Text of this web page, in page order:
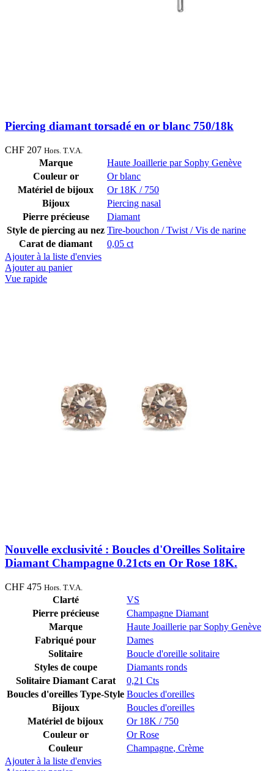
Piercing diamant torsadé en or blanc 750/18k
CHF 207 Hors. T.V.A.
Marque
Haute Joaillerie par Sophy Genève
Couleur or
Or blanc
Matériel de bijoux
Or 18K / 750
Bijoux
Piercing nasal
Pierre précieuse
Diamant
Style de piercing au nez Tire-bouchon / Twist / Vis de narine
Carat de diamant
0,05 ct
Ajouter à la liste d'envies
Ajouter au panier
Vue rapide
Nouvelle exclusivité : Boucles d'Oreilles Solitaire
Diamant Champagne 0.21cts en Or Rose 18K.
CHF 475 Hors. T.V.A.
Clarté
VS
Pierre précieuse
Champagne Diamant
Marque
Haute Joaillerie par Sophy Genève
Fabriqué pour
Dames
Solitaire
Boucle d'oreille solitaire
Styles de coupe
Diamants ronds
Solitaire Diamant Carat
0,21 Cts
Boucles d'oreilles Type-Style Boucles d'oreilles
Bijoux
Boucles d'oreilles
Matériel de bijoux
Or 18K / 750
Couleur or
Or Rose
Couleur
Champagne, Crème
Ajouter à la liste d'envies